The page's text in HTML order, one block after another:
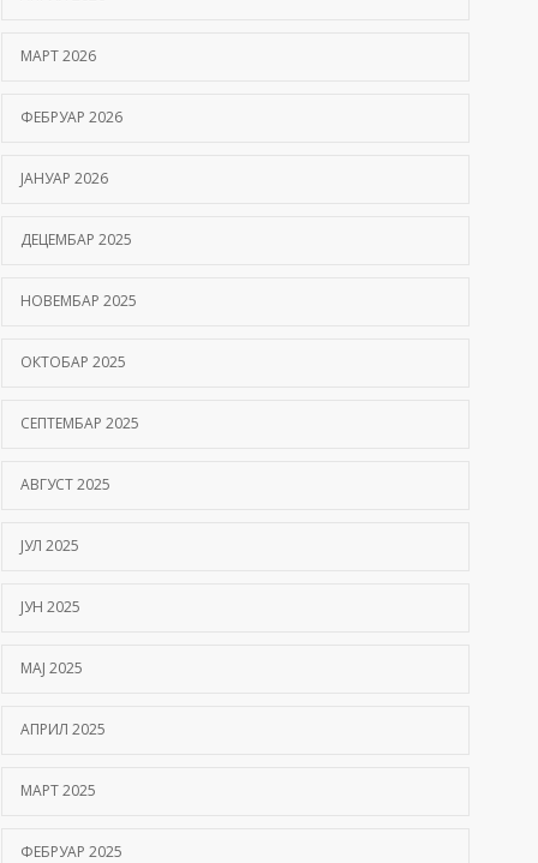
Hemofilija: Kako prepoznati simptome i kada se
09/06/2026
Kako hiperbarična komora pomaže oporavak
01/06/2026
МАРТ 2026
ФЕБРУАР 2026
ЈАНУАР 2026
ДЕЦЕМБАР 2025
НОВЕМБАР 2025
ОКТОБАР 2025
СЕПТЕМБАР 2025
АВГУСТ 2025
ЈУЛ 2025
ЈУН 2025
МАЈ 2025
АПРИЛ 2025
МАРТ 2025
ФЕБРУАР 2025